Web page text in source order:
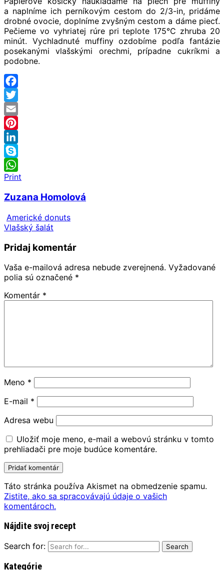
a naplníme ich perníkovým cestom do 2/3-in, pridáme
drobné ovocie, doplníme zvyšným cestom a dáme piecť.
Pečieme vo vyhriatej rúre pri teplote 175°C zhruba 20
minút. Vychladnuté muffiny ozdobíme podľa fantázie
posekanými vlašskými orechmi, prípadne cukríkmi a
podobne.
Facebook
Twitter
Email
Pinterest
LinkedIn
Skype
WhatsApp
Print
Zuzana Homolová
Americké donuts
Vlašský šalát
Pridaj komentár
Vaša e-mailová adresa nebude zverejnená. Vyžadované
polia sú označené *
Komentár *
Meno *
E-mail *
Adresa webu
Uložiť moje meno, e-mail a webovú stránku v tomto
prehliadači pre moje budúce komentáre.
Táto stránka používa Akismet na obmedzenie spamu.
Zistite, ako sa spracovávajú údaje o vašich
komentároch.
Nájdite svoj recept
Search for:
Kategórie